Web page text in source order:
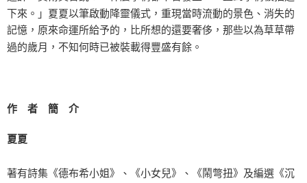
下來。」夏夏以筆啟動降靈儀式，重現當時流動的景色、消失的
記憶，原來命運所給予的，比所想的還要奢侈，那些以為草草帶
過的歲月，不知何時已被裝載得豐盛有餘。
作 者 簡 介
夏夏
著有詩集《德布希小姐》、《小女兒》、《鬧彆扭》及編選《沉